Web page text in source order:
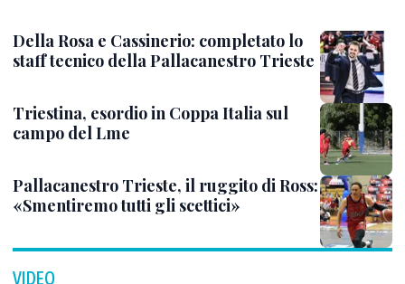
Della Rosa e Cassinerio: completato lo
staff tecnico della Pallacanestro Trieste
Triestina, esordio in Coppa Italia sul
campo del Lme
Pallacanestro Trieste, il ruggito di Ross:
«Smentiremo tutti gli scettici»
VIDEO